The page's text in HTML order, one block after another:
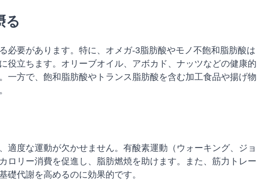
る
必要があります。特に、オメガ-3脂肪酸やモノ不飽和脂肪酸は
役立ちます。オリーブオイル、アボカド、ナッツなどの健康的
一方で、飽和脂肪酸やトランス脂肪酸を含む加工食品や揚げ物
適度な運動が欠かせません。有酸素運動（ウォーキング、ジョ
ロリー消費を促進し、脂肪燃焼を助けます。また、筋力トレー
礎代謝を高めるのに効果的です。